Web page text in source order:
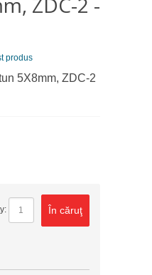
produs
5X8mm, ZDC-2
În căruţ